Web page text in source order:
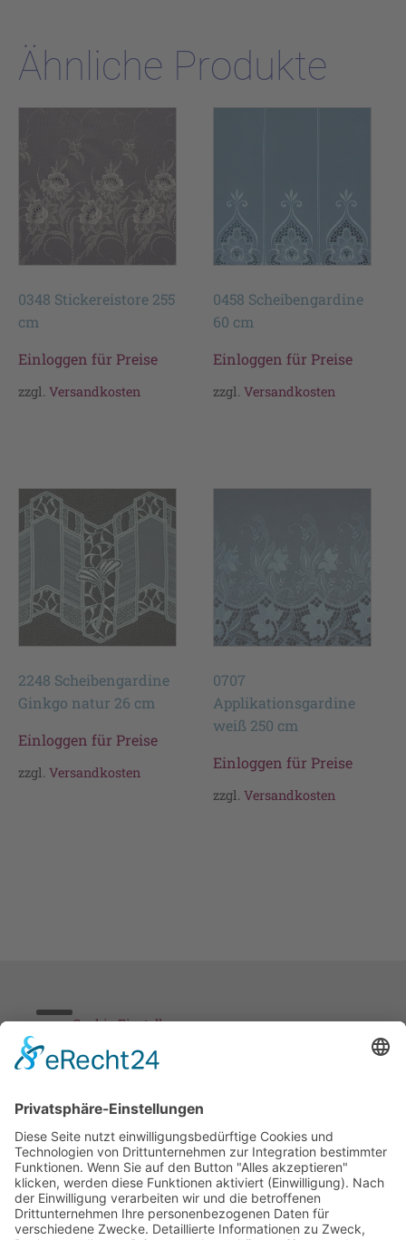
Ähnliche Produkte
0348 Stickereistore 255
cm
Einloggen für Preise
zzgl. Versandkosten
0458 Scheibengardine
60 cm
Einloggen für Preise
zzgl.Versandkosten
2248 Scheibengardine
Ginkgo natur 26 cm
Einloggen für Preise
zzgl. Versandkosten
0707
Applikationsgardine
weiß 250 cm
Einloggen für Preise
zzgl.Versandkosten
Cookie-Einstellungen